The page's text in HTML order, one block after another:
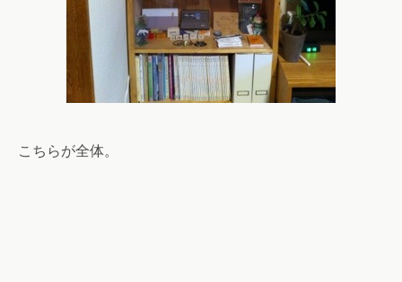
こちらが全体。